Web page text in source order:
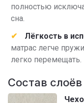
полностью
сна.
Лёгкость в
матрас легче
легко перемещать.
Состав слоёв